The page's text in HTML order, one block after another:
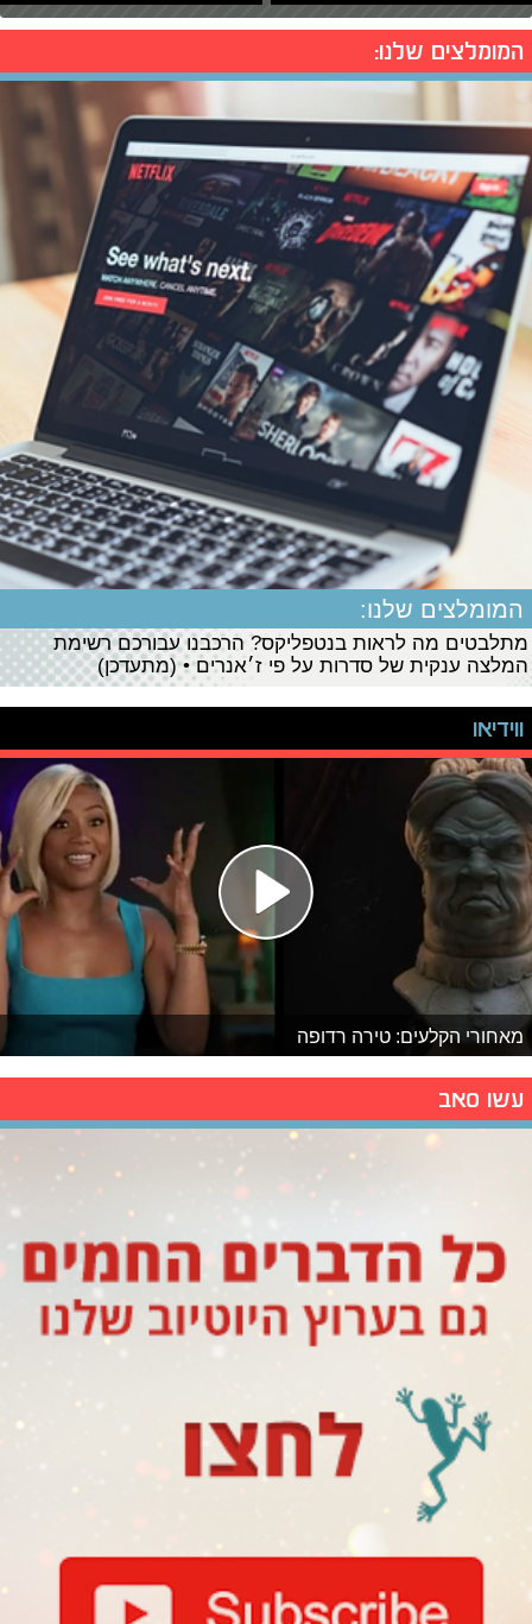
המומלצים שלנו:
המומלצים שלנו:
מתלבטים מה לראות בנטפליקס? הרכבנו עבורכם רשימת
המלצה ענקית של סדרות על פי ז׳אנרים • (מתעדכן)
ווידיאו
מאחורי הקלעים: טירה רדופה
עשו סאב